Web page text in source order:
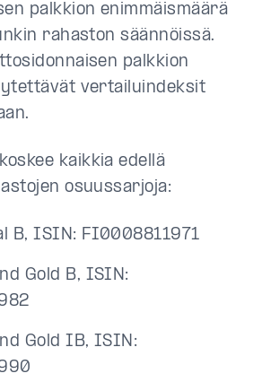
palkkion enimmäismäärä
rahaston säännöissä.
palkkion
vertailuindeksit
kaikkia edellä
osuussarjoja:
B, ISIN: FI0008811971
Gold B, ISIN:
Gold IB, ISIN: